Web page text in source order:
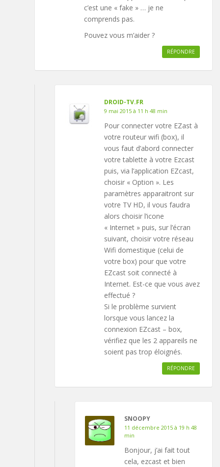
c’est une « fake » … je ne
comprends pas.
Pouvez vous m’aider ?
RÉPONDRE
DROID-TV.FR
9 mai 2015 à 11 h 48 min
Pour connecter votre EZast à
votre routeur wifi (box), il
vous faut d’abord connecter
votre tablette à votre Ezcast
puis, via l’application EZcast,
choisir « Option ». Les
paramètres apparaitront sur
votre TV HD, il vous faudra
alors choisir l’icone
« Internet » puis, sur l’écran
suivant, choisir votre réseau
Wifi domestique (celui de
votre box) pour que votre
EZcast soit connecté à
Internet. Est-ce que vous avez
effectué ?
Si le problème survient
lorsque vous lancez la
connexion EZcast – box,
vérifiez que les 2 appareils ne
soient pas trop éloignés.
RÉPONDRE
SNOOPY
11 décembre 2015 à 19 h 48
min
Bonjour, j’ai fait tout
cela, ezcast et bien